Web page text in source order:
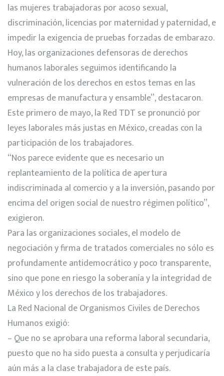
las mujeres trabajadoras por acoso sexual,
discriminación, licencias por maternidad y paternidad, e
impedir la exigencia de pruebas forzadas de embarazo.
Hoy, las organizaciones defensoras de derechos
humanos laborales seguimos identificando la
vulneración de los derechos en estos temas en las
empresas de manufactura y ensamble”, destacaron.
Este primero de mayo, la Red TDT se pronunció por
leyes laborales más justas en México, creadas con la
participación de los trabajadores.
“Nos parece evidente que es necesario un
replanteamiento de la política de apertura
indiscriminada al comercio y a la inversión, pasando por
encima del origen social de nuestro régimen político”,
exigieron.
Para las organizaciones sociales, el modelo de
negociación y firma de tratados comerciales no sólo es
profundamente antidemocrático y poco transparente,
sino que pone en riesgo la soberanía y la integridad de
México y los derechos de los trabajadores.
La Red Nacional de Organismos Civiles de Derechos
Humanos exigió:
– Que no se aprobara una reforma laboral secundaria,
puesto que no ha sido puesta a consulta y perjudicaría
aún más a la clase trabajadora de este país.